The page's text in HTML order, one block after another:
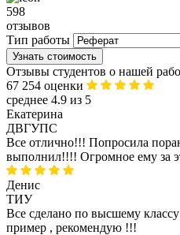
598
отзывов
Тип работы
Узнать стоимость
Отзывы студентов о нашей
67 254 оценки
среднее 4.9 из 5
Екатерина
ДВГУПС
Все отлично!!! Попросила
выполнил!!!! Огромное ему за
Денис
ТИУ
Все сделано по высшему
пример , рекомендую !!!